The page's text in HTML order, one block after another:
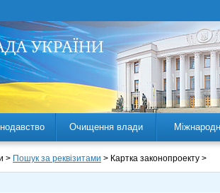
Очищення влади
> Пошук за реквізитами > Картка законопроекту >